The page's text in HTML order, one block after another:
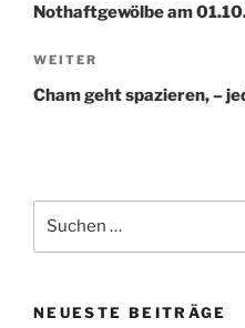
Nothaftgewölbe am
Nächster
Beitrag
WEITER
Cham geht spazieren, –
nach:
NEUESTE BEITRÄGE